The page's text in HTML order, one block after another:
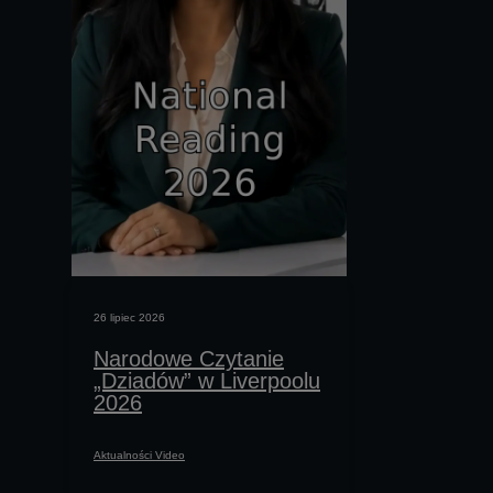
26 lipiec 2026
Narodowe Czytanie
„Dziadów” w Liverpoolu
2026
Aktualności Video